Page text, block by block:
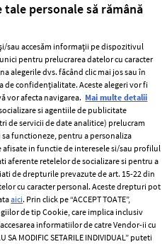
Termeni si conditii
Politica de
confidențialitate
Politica de cookies
Publicitate
tale personale să rămână
sau accesăm informații pe dispozitivul
pentru prelucrarea datelor cu caracter
alegerile dvs. făcând clic mai jos sau în
de confidențialitate. Aceste alegeri vor fi
vor afecta navigarea. Mai multe detalii
si agentiile de publicitate
de servicii de date analitice) prelucram
functioneze, pentru a personaliza
in functie de interesele si/sau profilul
aferente retelelor de socializare si pentru a
de drepturile prevazute de art. 15-22 din
cu caracter personal. Aceste drepturi pot
aici. Prin click pe “ACCEPT TOATE”,
de tip Cookie, care implica inclusiv
informatiilor de catre Vendor-ii cu
MODIFIC SETARILE INDIVIDUAL” puteti